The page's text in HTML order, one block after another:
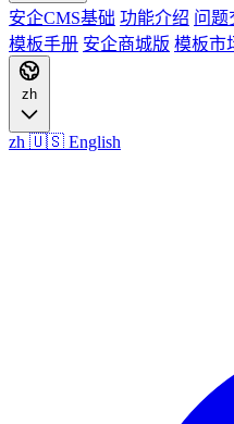
安企CMS基础 功能介绍 问题
模板手册 安企商城版 模板市
zh
zh 🇺🇸 English